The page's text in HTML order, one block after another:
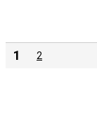
1 2